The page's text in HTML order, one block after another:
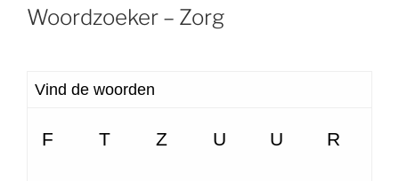
OP
Woordzoeker – Zorg